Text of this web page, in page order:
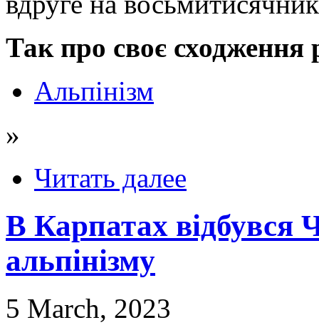
Так про своє сходження
Альпінізм
»
Читать далее
В Карпатах відбувся
альпінізму
5 March, 2023